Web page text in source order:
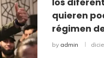
quieren
régimen
by admin